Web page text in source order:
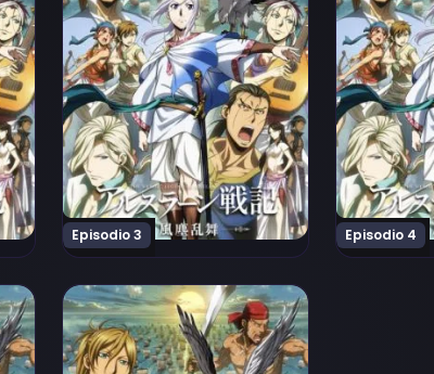
Episodio 3 Episodio 4
Ranbu Episodio 7
Ver Arslan Senki (TV): Fuujin Ranbu Episodio 8